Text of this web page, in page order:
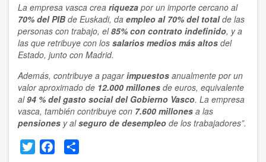
La empresa vasca crea riqueza por un importe cercano al
70% del PIB de Euskadi, da empleo al 70% del totalde las
personas con trabajo, el85% con contrato indefinido, y a
las que retribuye con los salarios medios más altos del
Estado, junto con Madrid.
Además, contribuye a pagarimpuestos anualmente por un
valor aproximado de 12.000 millones de euros, equivalente
al94 % del gasto social del Gobierno Vasco. La empresa
vasca, también contribuye con 7.600 millones a las
pensiones y alseguro de desempleo de los trabajadores”.
Twitter Facebook